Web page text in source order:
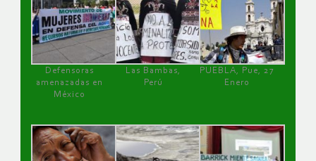
Defensoras
amenazadas en
México
Las Bambas,
Perú
PUEBLA, Pue, 27
Enero